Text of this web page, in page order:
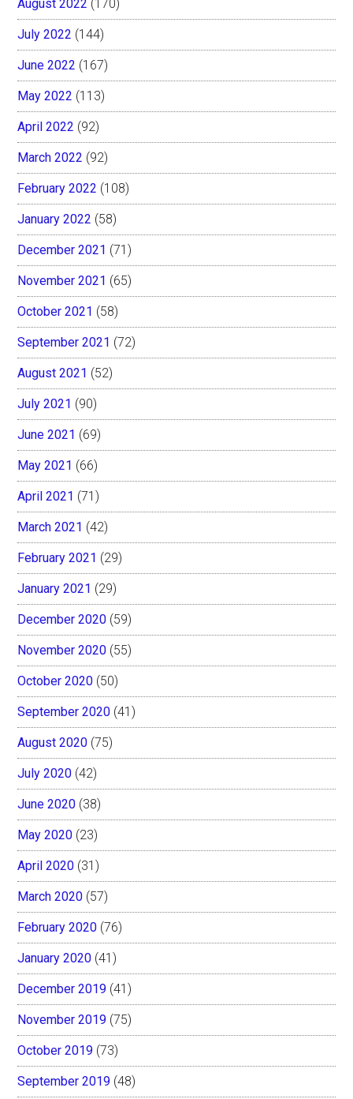
August 2022 (170)
July 2022 (144)
June 2022 (167)
May 2022 (113)
April 2022 (92)
March 2022 (92)
February 2022 (108)
January 2022 (58)
December 2021 (71)
November 2021 (65)
October 2021 (58)
September 2021 (72)
August 2021 (52)
July 2021 (90)
June 2021 (69)
May 2021 (66)
April 2021 (71)
March 2021 (42)
February 2021 (29)
January 2021 (29)
December 2020 (59)
November 2020 (55)
October 2020 (50)
September 2020 (41)
August 2020 (75)
July 2020 (42)
June 2020 (38)
May 2020 (23)
April 2020 (31)
March 2020 (57)
February 2020 (76)
January 2020 (41)
December 2019 (41)
November 2019 (75)
October 2019 (73)
September 2019 (48)